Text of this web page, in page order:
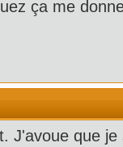
ça me
J'avoue que